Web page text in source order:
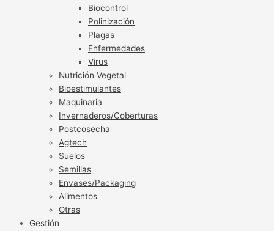
Biocontrol
Polinización
Plagas
Enfermedades
Virus
Nutrición Vegetal
Bioestimulantes
Maquinaria
Invernaderos/Coberturas
Postcosecha
Agtech
Suelos
Semillas
Envases/Packaging
Alimentos
Otras
Gestión